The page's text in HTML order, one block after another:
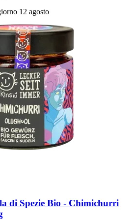
12 agosto
di Spezie Bio -​ Chimichurri